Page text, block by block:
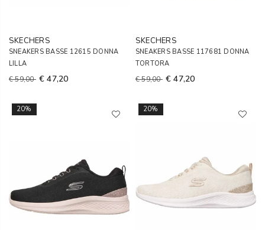
SKECHERS
SNEAKERS BASSE 12615 DONNA
LILLA
€ 59,00 € 47,20
SKECHERS
SNEAKERS BASSE 117681 DONNA
TORTORA
€ 59,00 € 47,20
20% 20%